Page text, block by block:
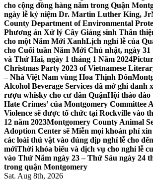
cho cộng đồng hàng năm trong Quận
ngày lễ kỷ niệm Dr. Martin Luther King, Jr
County Department of Environmental
Phương án Xử lý Cây Giáng sinh Thân
cho một Năm Mới XanhLịch nghỉ lễ của
cho Cuối tuần Năm Mới Chủ nhật, ngày 31
và Thứ Hai, ngày 1 tháng 1 Năm 2024
Christmas Party 2023 of Vietnamese
– Nhà Việt Nam vùng Hoa Thịnh Đốn
Alcohol Beverage Services đã mở ghi danh
rượu whisky cho cư dân QuậnHội thảo đào
Hate Crimes’ của Montgomery Committee
Violence sẽ được tổ chức tại Rockville vào
12 năm 2023Montgomery County Animal
Adoption Center sẽ Miễn mọi khoản phí
các loài thú vật vào đúng dịp nghỉ lễ cho
mớiThời khóa biểu và dịch vụ cho nghỉ lễ
vào Thứ Năm ngày 23 – Thứ Sáu ngày 24
trong quận Montgomery
Sat. Aug 8th, 2026